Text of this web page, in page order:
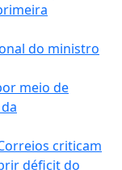
do ministro
meio de
criticam
déficit do